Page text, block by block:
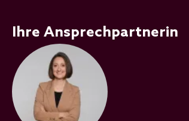
Ihre Ansprechpartnerin